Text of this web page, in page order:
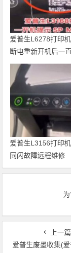
爱普生L6278打印
断电重新开机后一
Recovery Mode故
爱普生L3156打印
同闪故障远程维修
上一篇
爱普生废墨收集(爱普生墨盒回